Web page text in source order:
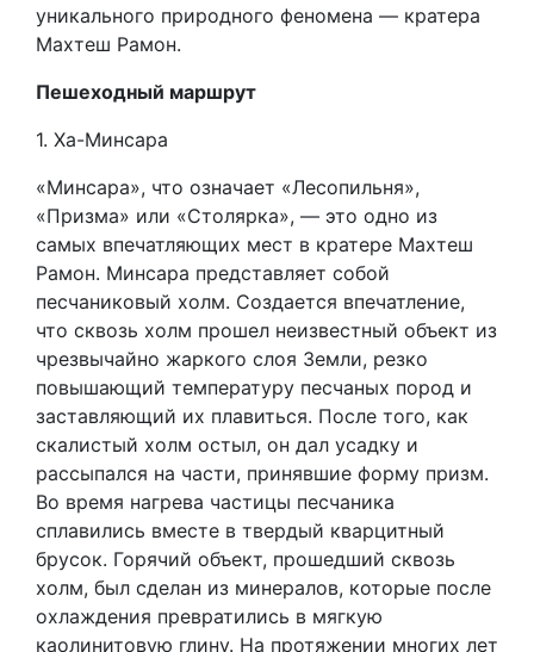
уникального природного феномена — кратера
Махтеш Рамон.
Пешеходный маршрут
1. Ха-Минсара
«Минсара», что означает «Лесопильня»,
«Призма» или «Столярка», — это одно из
самых впечатляющих мест в кратере Махтеш
Рамон. Минсара представляет собой
песчаниковый холм. Создается впечатление,
что сквозь холм прошел неизвестный объект из
чрезвычайно жаркого слоя Земли, резко
повышающий температуру песчаных пород и
заставляющий их плавиться. После того, как
скалистый холм остыл, он дал усадку и
рассыпался на части, принявшие форму призм.
Во время нагрева частицы песчаника
сплавились вместе в твердый кварцитный
брусок. Горячий объект, прошедший сквозь
холм, был сделан из минералов, которые после
охлаждения превратились в мягкую
каолинитовую глину. На протяжении многих лет